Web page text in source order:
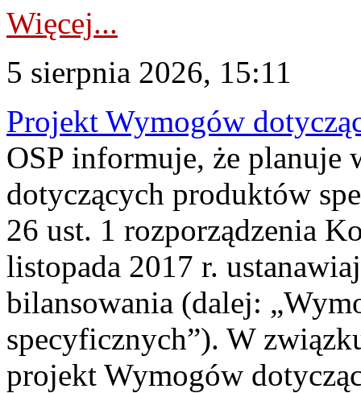
Więcej...
5 sierpnia 2026, 15:11
Projekt Wymogów
OSP informuje, że planuje
dotyczących produktów
26 ust. 1 rozporządzenia
listopada 2017 r.
bilansowania (dalej:
specyficznych”). W
projekt Wymogów